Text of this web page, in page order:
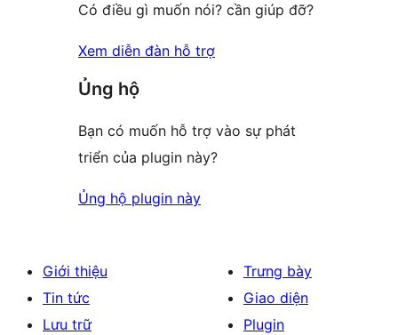
Có điều gì muốn nói? cần giúp đỡ?
Xem diễn đàn hỗ trợ
Ủng hộ
Bạn có muốn hỗ trợ vào sự phát
triển của plugin này?
Ủng hộ plugin này
Giới thiệu
Tin tức
Lưu trữ
Trưng bày
Giao diện
Plugin